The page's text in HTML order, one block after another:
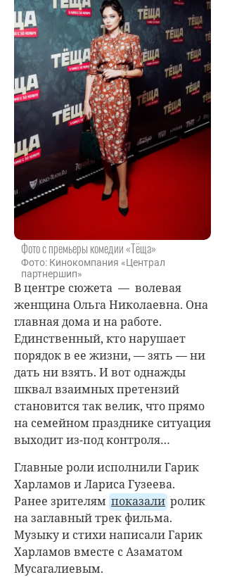
Фото с премьеры комедии «Тёща»
Фото: Кинокомпания «Централ
партнершип»
В центре сюжета — волевая
женщина Ольга Николаевна. Она
главная дома и на работе.
Единственный, кто нарушает
порядок в ее жизни, — зять — ни
дать ни взять. И вот однажды
шквал взаимных претензий
становится так велик, что прямо
на семейном празднике ситуация
выходит из-под контроля…
Главные роли исполнилиГарик
Харламов иЛариса Гузеева.
Ранее зрителям показали ролик
на заглавный трек фильма.
Музыку и стихи написали Гарик
Харламов вместе с Азаматом
Мусагалиевым.